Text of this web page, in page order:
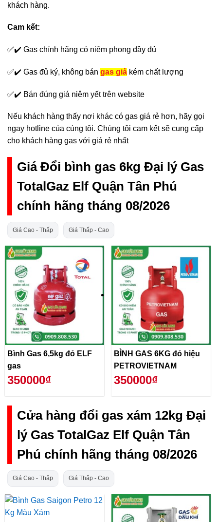
khách hàng.
Cam kết:
✅✔️ Gas chính hãng có niêm phong đầy đủ
✅✔️ Gas đủ ký, không bán gas giả kém chất lượng
✅✔️ Bán đúng giá niêm yết trên website
Nếu khách hàng thấy nơi khác có gas giá rẻ hơn, hãy gọi
ngay hotline của cúng tôi. Chúng tôi cam kết sẽ cung cấp
cho khách hàng gas với giá rẻ nhất
Giá Đổi bình gas 6kg Đại lý Gas
TotalGaz Elf Quận Tân Phú
chính hãng tháng 08/2026
Giá Cao - Thấp Giá Thấp - Cao
Bình Gas 6,5kg đỏ ELF
gas
350000₫
BÌNH GAS 6KG đỏ hiệu
PETROVIETNAM
350000₫
Cửa hàng đổi gas xám 12kg Đại
lý Gas TotalGaz Elf Quận Tân
Phú chính hãng tháng 08/2026
Giá Cao - Thấp Giá Thấp - Cao